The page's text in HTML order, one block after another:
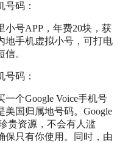
号码：
小号APP，年费20块，获
地手机虚拟小号，可打电
信。
号码：
一个Google Voice手机号
美国归属地号码。Google
贵资源，不会有人滥
保只有你使用。同时，由